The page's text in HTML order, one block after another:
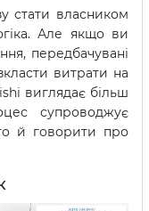
стати власником
Але якщо ви
передбачувані
витрати на
виглядає більш
супроводжує
й говорити про